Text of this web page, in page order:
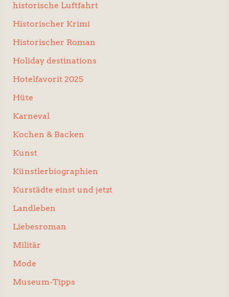
historische Luftfahrt
Historischer Krimi
Historischer Roman
Holiday destinations
Hotelfavorit 2025
Hüte
Karneval
Kochen & Backen
Kunst
Künstlerbiographien
Kurstädte einst und jetzt
Landleben
Liebesroman
Militär
Mode
Museum-Tipps